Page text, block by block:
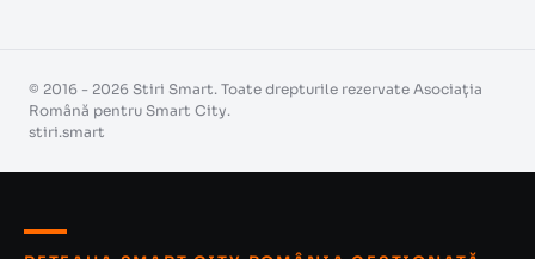
© 2016 - 2026 Stiri Smart. Toate drepturile rezervate Asociația
Română pentru Smart City.
stiri.smart